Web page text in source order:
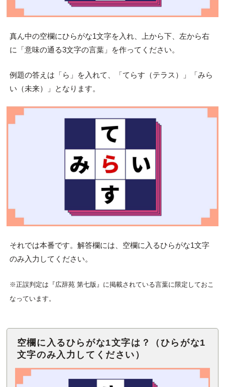
真ん中の空欄にひらがな1文字を入れ、上から下、左から右
に「意味の通る3文字の言葉」を作ってください。
例題の答えは「ら」を入れて、「てらす（テラス）」「みら
い（未来）」となります。
それでは本番です。解答欄には、空欄に入るひらがな1文字
のみ入力してください。
※正誤判定は『広辞苑 第七版』に掲載されている言葉に限定しておこ
なっています。
空欄に入るひらがな1文字は？（ひらがな1
文字のみ入力してください）